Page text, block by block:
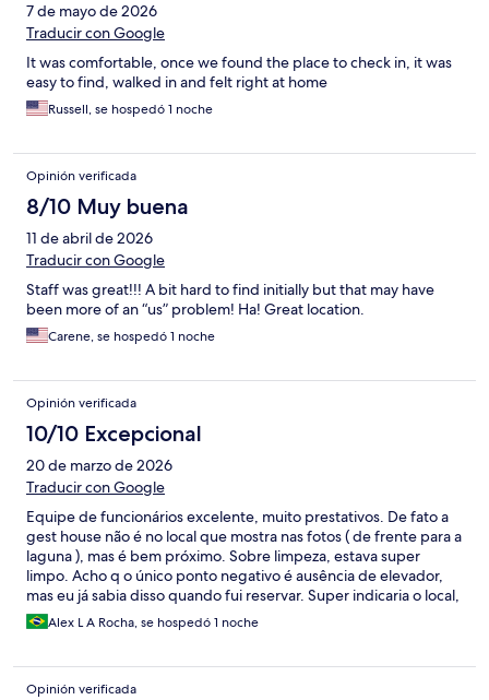
7 de mayo de 2026
Traducir con Google
It was comfortable, once we found the place to check in, it was
easy to find, walked in and felt right at home
Russell, se hospedó 1 noche
Opinión verificada
8/10 Muy buena
11 de abril de 2026
Traducir con Google
Staff was great!!! A bit hard to find initially but that may have
been more of an “us” problem! Ha! Great location.
Carene, se hospedó 1 noche
Opinión verificada
10/10 Excepcional
20 de marzo de 2026
Traducir con Google
Equipe de funcionários excelente, muito prestativos. De fato a
gest house não é no local que mostra nas fotos ( de frente para a
laguna ), mas é bem próximo. Sobre limpeza, estava super
limpo. Acho q o único ponto negativo é ausência de elevador,
mas eu já sabia disso quando fui reservar. Super indicaria o local,
principalmente pela localização.
Alex L A Rocha, se hospedó 1 noche
Opinión verificada